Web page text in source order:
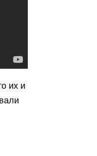
их и